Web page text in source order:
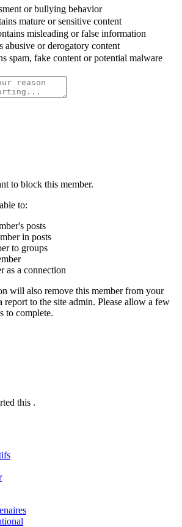
or bullying behavior
mature or sensitive content
misleading or false information
abusive or derogatory content
spam, fake content or potential malware
to block this member.
to:
posts
in posts
to groups
as a connection
will also remove this member from your
report to the site admin. Please allow a few
to complete.
this .